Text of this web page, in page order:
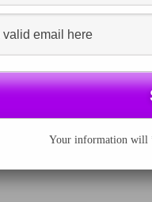
om een
te nemen. De
het richtlijnvoorstel
te geven aan hun eigen
op dat het
waarvoor het
Council (IIRC) is
Your information will